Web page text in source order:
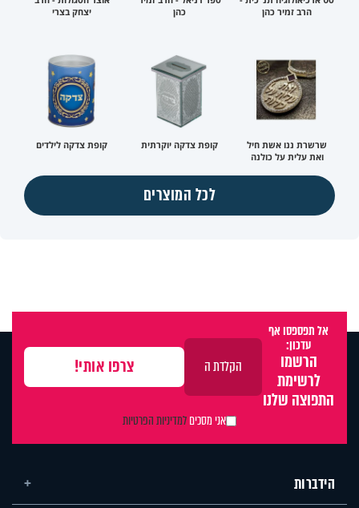
הרב זמיר כהן
כהן
יצחק בצרי
שרשרת ננו אשת חיל
ואת עלית על כולנה
קופת צדקה יוקרתית קופת צדקה לילדים
לכל המוצרים
אל תפספסו אף
עדכון:
הרשמו
לרשימת
התפוצה שלנו
אני מסכיםלמדיניות הפרטיות
הידברות